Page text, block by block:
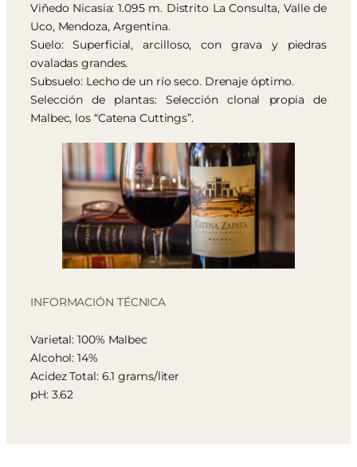
Viñedo Nicasia: 1.095 m. Distrito La Consulta, Valle de
Uco, Mendoza, Argentina.
Suelo: Superficial, arcilloso, con grava y piedras
ovaladas grandes.
Subsuelo: Lecho de un río seco. Drenaje óptimo.
Selección de plantas: Selección clonal propia de
Malbec, los “Catena Cuttings”.
INFORMACIÓN TÉCNICA
Varietal: 100% Malbec
Alcohol: 14%
Acidez Total: 6.1 grams/liter
pH: 3.62